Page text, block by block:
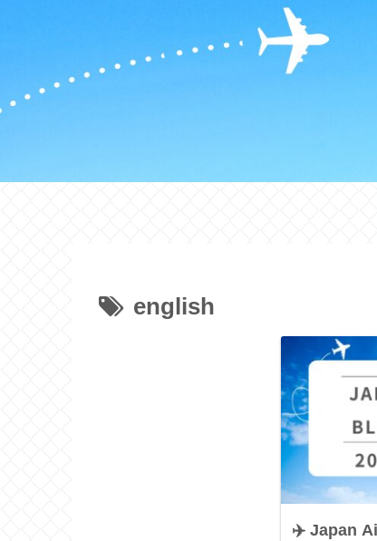
english
✈️ Japan